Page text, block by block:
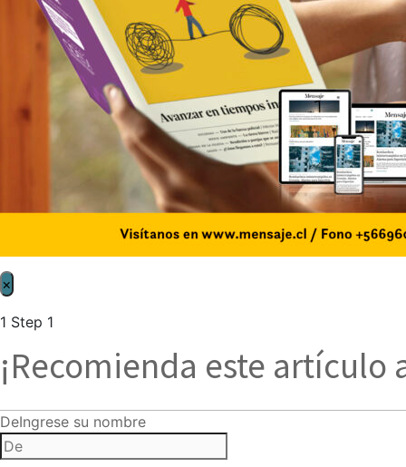
×
1 Step 1
¡Recomienda este artículo
DeIngrese su nombre